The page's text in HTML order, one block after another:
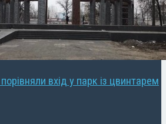
вхід у парк із цвинтарем